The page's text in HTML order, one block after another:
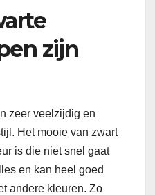
zijn
zeer veelzijdig en
Het mooie van zwart
is die niet snel gaat
en kan heel goed
andere kleuren. Zo